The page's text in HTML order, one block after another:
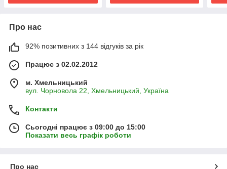
Про нас
92% позитивних з 144 відгуків за рік
Працює з 02.02.2012
м. Хмельницький
вул. Чорновола 22, Хмельницький, Україна
Контакти
Сьогодні працює з 09:00 до 15:00
Показати весь графік роботи
Про нас